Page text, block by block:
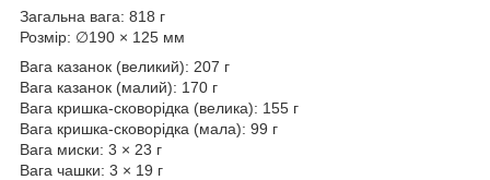
Загальна вага: 818 г
Розмір: ∅190 × 125 мм
Вага казанок (великий): 207 г
Вага казанок (малий): 170 г
Вага кришка-сковорідка (велика): 155 г
Вага кришка-сковорідка (мала): 99 г
Вага миски: 3 × 23 г
Вага чашки: 3 × 19 г